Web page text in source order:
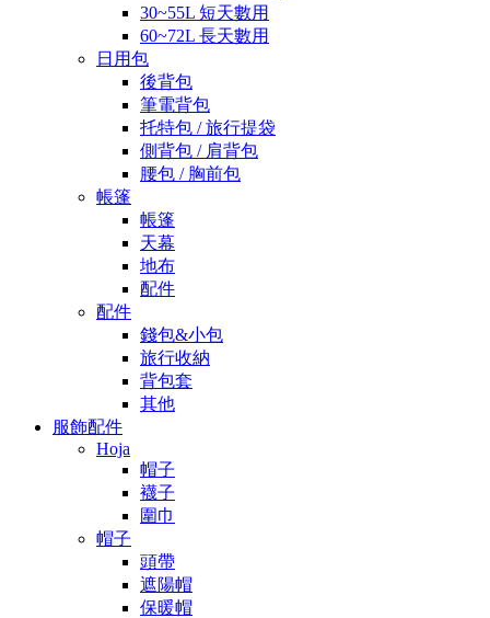
30~55L 短天數用
60~72L 長天數用
日用包
後背包
筆電背包
托特包 / 旅行提袋
側背包 / 肩背包
腰包 / 胸前包
帳篷
帳篷
天幕
地布
配件
配件
錢包&小包
旅行收納
背包套
其他
服飾配件
Hoja
帽子
襪子
圍巾
帽子
頭帶
遮陽帽
保暖帽